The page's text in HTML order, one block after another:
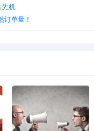
先机
单量！